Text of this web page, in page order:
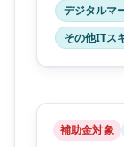
デジタルマ
その他ITス
補助金対象